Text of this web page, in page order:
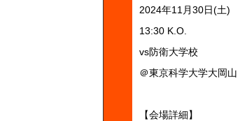
2024年11月30日(土)
13:30 K.O.
vs防衛大学校
＠東京科学大学大岡山
【会場詳細】